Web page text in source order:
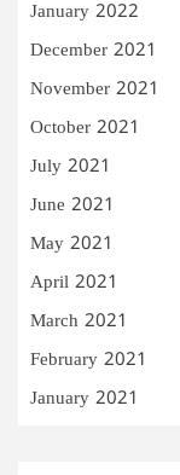
January 2022
December 2021
November 2021
October 2021
July 2021
June 2021
May 2021
April 2021
March 2021
February 2021
January 2021